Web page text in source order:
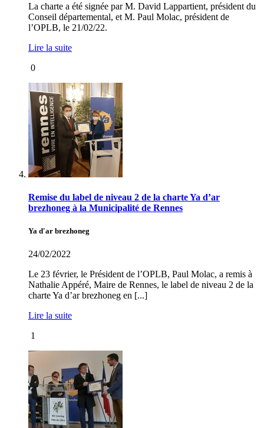
La charte a été signée par M. David Lappartient, président du
Conseil départemental, et M. Paul Molac, président de
l’OPLB, le 21/02/22.
Lire la suite
0
Remise du label de niveau 2 de la charte Ya d’ar
brezhoneg à la Municipalité de Rennes
Ya d'ar brezhoneg
24/02/2022
Le 23 février, le Président de l’OPLB, Paul Molac, a remis à
Nathalie Appéré, Maire de Rennes, le label de niveau 2 de la
charte Ya d’ar brezhoneg en [...]
Lire la suite
1